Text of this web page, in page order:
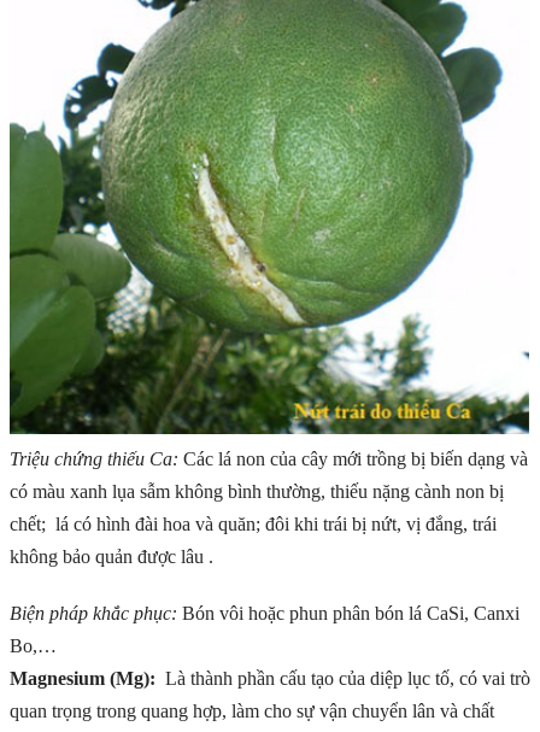
Triệu chứng thiếu Ca: Các lá non của cây mới trồng bị biến dạng và
có màu xanh lụa sẫm không bình thường, thiếu nặng cành non bị
chết; lá có hình đài hoa và quăn; đôi khi trái bị nứt, vị đắng, trái
không bảo quản được lâu .
Biện pháp khắc phục: Bón vôi hoặc phun phân bón lá CaSi, Canxi
Bo,…
Magnesium (Mg): Là thành phần cấu tạo của diệp lục tố, có vai trò
quan trọng trong quang hợp, làm cho sự vận chuyển lân và chất